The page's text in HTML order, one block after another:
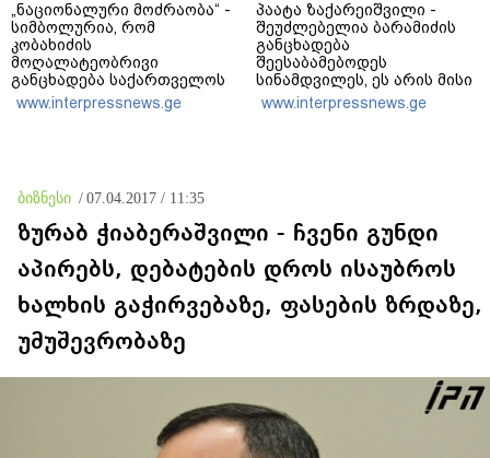
„ნაციონალური მოძრაობა“ -
სიმბოლურია, რომ
კობახიძის
მოღალატეობრივი
განცხადება საქართველოს
თავისუფლებისთვის
შეწირული გმირების
www.interpressnews.ge
პაატა ზაქარეიშვილი -
შეუძლებელია ბარამიძის
განცხადება
შეესაბამებოდეს
სინამდვილეს, ეს არის მისი
მოსაზრება, აბსოლუტურად
ამოვარდნილი
www.interpressnews.ge
ბიზნესი / 07.04.2017 / 11:35
ზურაბ ჭიაბერაშვილი - ჩვენი გუნდი
აპირებს, დებატების დროს ისაუბროს
ხალხის გაჭირვებაზე, ფასების ზრდაზე,
უმუშევრობაზე